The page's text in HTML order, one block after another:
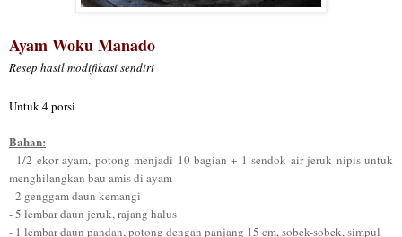
AyamWokuManado
Resep hasil modifikasi sendiri
Untuk 4 porsi
Bahan:
- 1/2 ekor ayam, potong menjadi 10 bagian + 1 sendok air jeruk nipis untuk
menghilangkan bau amis di ayam
- 2 genggam daun kemangi
- 5 lembar daun jeruk, rajang halus
- 1 lembar daun pandan, potong dengan panjang 15 cm, sobek-sobek, simpul